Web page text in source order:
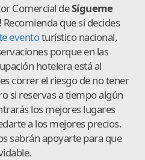
Comercial deSígueme
Recomienda que si decides
eventoturístico nacional,
porque en las
hotelera está al
correr el riesgo de no tener
si reservas a tiempo algún
los mejores lugares
a los mejores precios.
sabrán apoyarte para que